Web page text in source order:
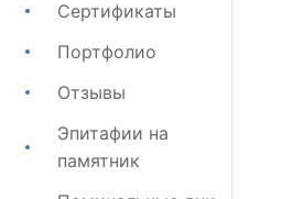
Сертификаты
Портфолио
Отзывы
Эпитафии на
памятник